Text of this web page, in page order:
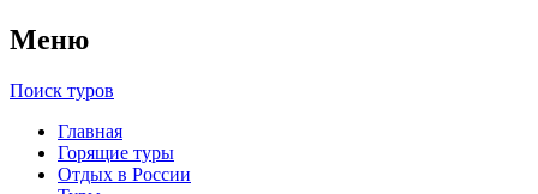
Меню
Поиск туров
Главная
Горящие туры
Отдых в России